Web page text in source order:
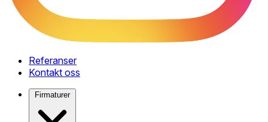
Referanser
Kontakt oss
Firmaturer